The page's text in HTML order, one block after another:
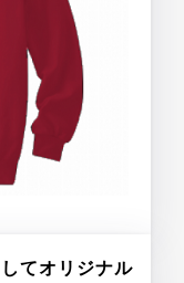
てオリジナル